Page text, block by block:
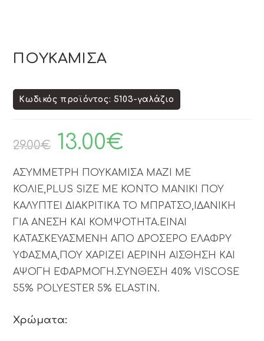
ΠΟΥΚΑΜΙΣΑ
Κωδικός προϊόντος: 5103-γαλάζιο
29.00€ 13.00€
ΑΣΥΜΜΕΤΡΗ ΠΟΥΚΑΜΙΣΑ ΜΑΖΙ ΜΕ
ΚΟΛΙΕ,PLUS SIZE ΜΕ ΚΟΝΤΟ ΜΑΝΙΚΙ ΠΟΥ
ΚΑΛΥΠΤΕΙ ΔΙΑΚΡΙΤΙΚΑ ΤΟ ΜΠΡΑΤΣΟ,ΙΔΑΝΙΚΗ
ΓΙΑ ΑΝΕΣΗ ΚΑΙ ΚΟΜΨΟΤΗΤΑ.ΕΙΝΑΙ
ΚΑΤΑΣΚΕΥΑΣΜΕΝΗ ΑΠΟ ΔΡΟΣΕΡΟ ΕΛΑΦΡΥ
ΥΦΑΣΜΑ,ΠΟΥ ΧΑΡΙΖΕΙ ΑΕΡΙΝΗ ΑΙΣΘΗΣΗ ΚΑΙ
ΑΨΟΓΗ ΕΦΑΡΜΟΓΗ.ΣΥΝΘΕΣΗ 40% VISCOSE
55% POLYESTER 5% ELASTIN.
Χρώματα: